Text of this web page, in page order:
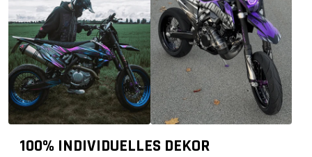
100% INDIVIDUELLES DEKOR